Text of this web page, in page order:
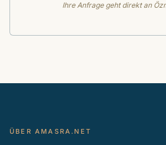
Ihre Anfrage geht direkt an
ÜBER AMASRA.NET